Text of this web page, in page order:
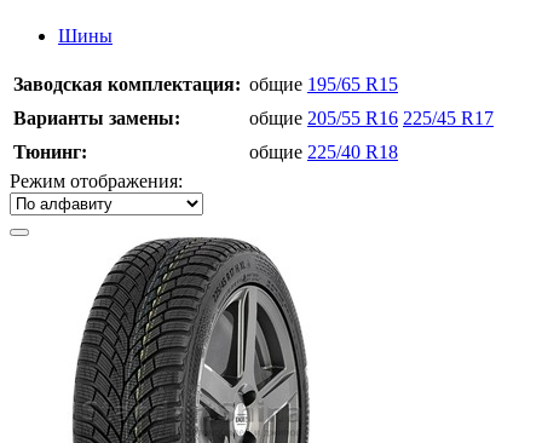
Шины
Заводская комплектация: общие 195/65 R15
Варианты замены:
общие 205/55 R16 225/45 R17
Тюнинг:
общие 225/40 R18
Режим отображения: